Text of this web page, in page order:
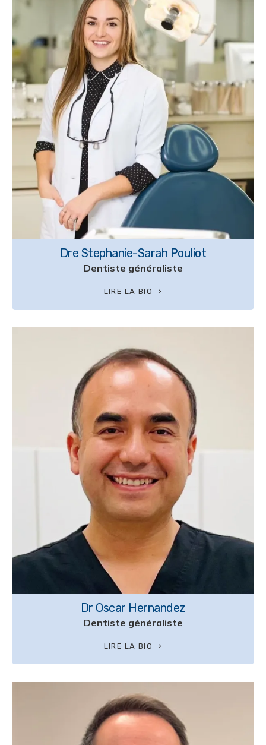
Dre Stephanie-Sarah Pouliot
Dentiste généraliste
LIRE LA BIO
Dr Oscar Hernandez
Dentiste généraliste
LIRE LA BIO